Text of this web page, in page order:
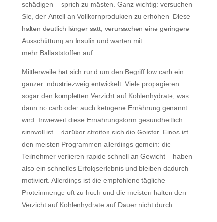
schädigen – sprich zu mästen. Ganz wichtig: versuchen
Sie, den Anteil an Vollkornprodukten zu erhöhen. Diese
halten deutlich länger satt, verursachen eine geringere
Ausschüttung an Insulin und warten mit
mehr Ballaststoffen auf.
Mittlerweile hat sich rund um den Begriff low carb ein
ganzer Industriezweig entwickelt. Viele propagieren
sogar den kompletten Verzicht auf Kohlenhydrate, was
dann no carb oder auch ketogene Ernährung genannt
wird. Inwieweit diese Ernährungsform gesundheitlich
sinnvoll ist – darüber streiten sich die Geister. Eines ist
den meisten Programmen allerdings gemein: die
Teilnehmer verlieren rapide schnell an Gewicht – haben
also ein schnelles Erfolgserlebnis und bleiben dadurch
motiviert. Allerdings ist die empfohlene tägliche
Proteinmenge oft zu hoch und die meisten halten den
Verzicht auf Kohlenhydrate auf Dauer nicht durch.